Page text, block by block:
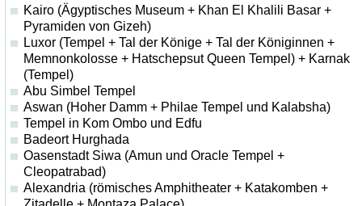
Kairo (Ägyptisches Museum + Khan El Khalili Basar +
Pyramiden von Gizeh)
Luxor (Tempel + Tal der Könige + Tal der Königinnen +
Memnonkolosse + Hatschepsut Queen Tempel) + Karnak
(Tempel)
Abu Simbel Tempel
Aswan (Hoher Damm + Philae Tempel und Kalabsha)
Tempel in Kom Ombo und Edfu
Badeort Hurghada
Oasenstadt Siwa (Amun und Oracle Tempel +
Cleopatrabad)
Alexandria (römisches Amphitheater + Katakomben +